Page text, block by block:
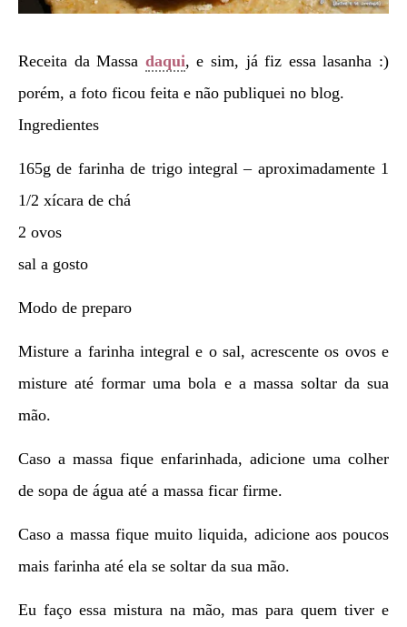
Receita da Massa daqui, e sim, já fiz essa lasanha :)
porém, a foto ficou feita e não publiquei no blog.
Ingredientes
165g de farinha de trigo integral – aproximadamente 1
1/2 xícara de chá
2 ovos
sal a gosto
Modo de preparo
Misture a farinha integral e o sal, acrescente os ovos e
misture até formar uma bola e a massa soltar da sua
mão.
Caso a massa fique enfarinhada, adicione uma colher
de sopa de água até a massa ficar firme.
Caso a massa fique muito liquida, adicione aos poucos
mais farinha até ela se soltar da sua mão.
Eu faço essa mistura na mão, mas para quem tiver e